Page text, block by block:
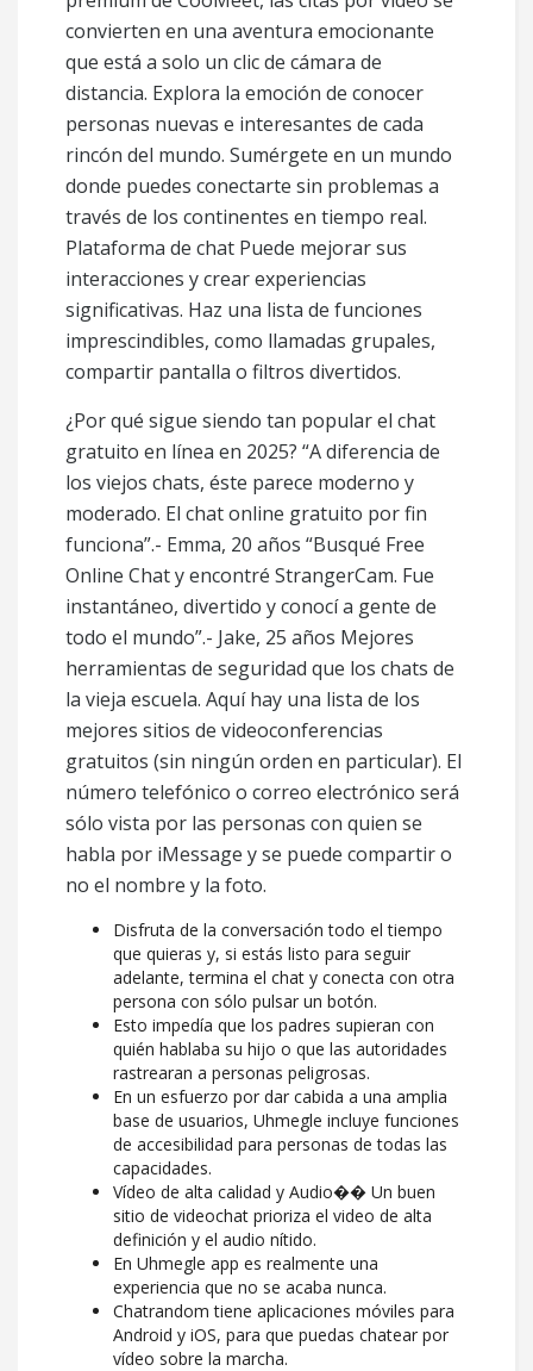
convierten en una aventura emocionante
que está a solo un clic de cámara de
distancia. Explora la emoción de conocer
personas nuevas e interesantes de cada
rincón del mundo. Sumérgete en un mundo
donde puedes conectarte sin problemas a
través de los continentes en tiempo real.
Plataforma de chat Puede mejorar sus
interacciones y crear experiencias
significativas. Haz una lista de funciones
imprescindibles, como llamadas grupales,
compartir pantalla o filtros divertidos.
¿Por qué sigue siendo tan popular el chat
gratuito en línea en 2025? “A diferencia de
los viejos chats, éste parece moderno y
moderado. El chat online gratuito por fin
funciona”.- Emma, 20 años “Busqué Free
Online Chat y encontré StrangerCam. Fue
instantáneo, divertido y conocí a gente de
todo el mundo”.- Jake, 25 años Mejores
herramientas de seguridad que los chats de
la vieja escuela. Aquí hay una lista de los
mejores sitios de videoconferencias
gratuitos (sin ningún orden en particular). El
número telefónico o correo electrónico será
sólo vista por las personas con quien se
habla por iMessage y se puede compartir o
no el nombre y la foto.
Disfruta de la conversación todo el tiempo
que quieras y, si estás listo para seguir
adelante, termina el chat y conecta con otra
persona con sólo pulsar un botón.
Esto impedía que los padres supieran con
quién hablaba su hijo o que las autoridades
rastrearan a personas peligrosas.
En un esfuerzo por dar cabida a una amplia
base de usuarios, Uhmegle incluye funciones
de accesibilidad para personas de todas las
capacidades.
Vídeo de alta calidad y Audio�� Un buen
sitio de videochat prioriza el video de alta
definición y el audio nítido.
En Uhmegle app es realmente una
experiencia que no se acaba nunca.
Chatrandom tiene aplicaciones móviles para
Android y iOS, para que puedas chatear por
vídeo sobre la marcha.